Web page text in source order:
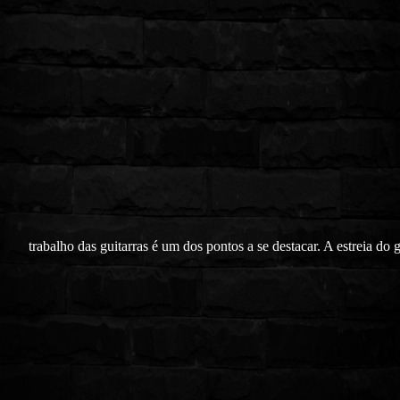
trabalho das guitarras é um dos pontos a se destacar. A estreia do